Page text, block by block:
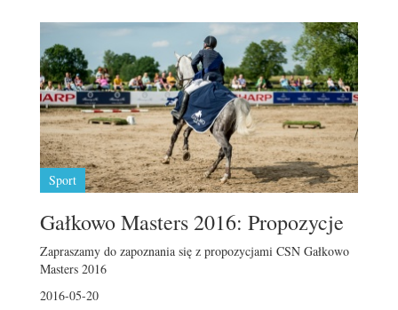
Sport
Gałkowo Masters 2016: Propozycje
Zapraszamy do zapoznania się z propozycjami CSN Gałkowo
Masters 2016
2016-05-20